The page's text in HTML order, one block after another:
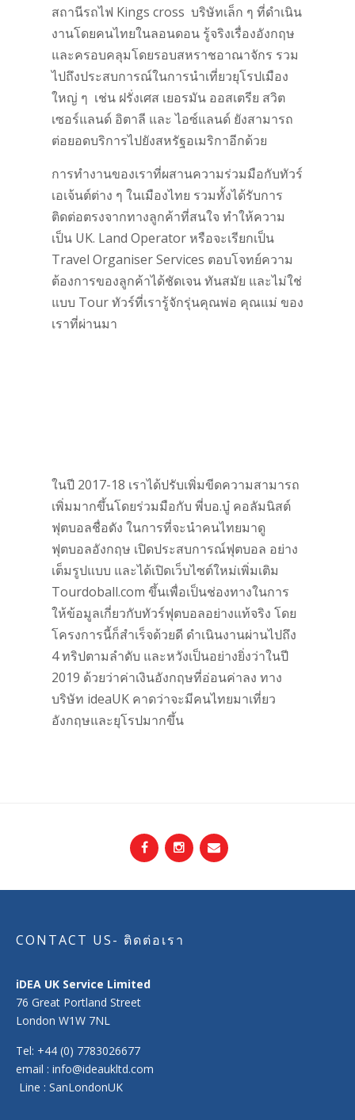
สถานีรถไฟ Kings cross บริษัทเล็ก ๆ ที่ดำเนิน
งานโดยคนไทยในลอนดอน รู้จริงเรื่องอังกฤษ
และครอบคลุมโดยรอบสหราชอาณาจักร รวม
ไปถึงประสบการณ์ในการนำเที่ยวยุโรปเมือง
ใหญ่ ๆ เช่น ฝรั่งเศส เยอรมัน ออสเตรีย สวิต
เซอร์แลนด์ อิตาลี และ ไอซ์แลนด์ ยังสามารถ
ต่อยอดบริการไปยังสหรัฐอเมริกาอีกด้วย
การทำงานของเราที่ผสานความร่วมมือกับทัวร์
เอเจ้นต์ต่าง ๆ ในเมืองไทย รวมทั้งได้รับการ
ติดต่อตรงจากทางลูกค้าที่สนใจ ทำให้ความ
เป็น UK. Land Operator หรือจะเรียกเป็น
Travel Organiser Services ตอบโจทย์ความ
ต้องการของลูกค้าได้ชัดเจน ทันสมัย และไม่ใช่
แบบ Tour ทัวร์ที่เรารู้จักรุ่นคุณพ่อ คุณแม่ ของ
เราที่ผ่านมา
ในปี 2017-18 เราได้ปรับเพิ่มขีดความสามารถ
เพิ่มมากขึ้นโดยร่วมมือกับ พี่บอ.บู๋ คอลัมนิสต์
ฟุตบอลชื่อดัง ในการที่จะนำคนไทยมาดู
ฟุตบอลอังกฤษ เปิดประสบการณ์ฟุตบอล อย่าง
เต็มรูปแบบ และได้เปิดเว็บไซต์ใหม่เพิ่มเติม
Tourdoball.com ขึ้นเพื่อเป็นช่องทางในการ
ให้ข้อมูลเกี่ยวกับทัวร์ฟุตบอลอย่างแท้จริง โดย
โครงการนี้ก็สำเร็จด้วยดี ดำเนินงานผ่านไปถึง
4 ทริปตามลำดับ และหวังเป็นอย่างยิ่งว่าในปี
2019 ด้วยว่าค่าเงินอังกฤษที่อ่อนค่าลง ทาง
บริษัท ideaUK คาดว่าจะมีคนไทยมาเที่ยว
อังกฤษและยุโรปมากขึ้น
CONTACT US- ติดต่อเรา
iDEA UK Service Limited
76 Great Portland Street
London W1W 7NL
Tel: +44 (0) 7783026677
email : info@ideaukltd.com
Line : SanLondonUK